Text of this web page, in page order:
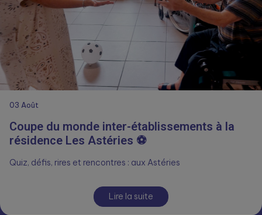
03 Août
Coupe du monde inter-établissements à la
résidence Les Astéries ⚽
Quiz, défis, rires et rencontres : aux Astéries
Lire la suite